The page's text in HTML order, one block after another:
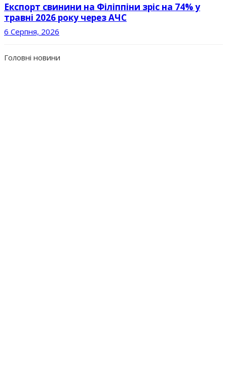
Експорт свинини на Філіппіни зріс на 74% у
травні 2026 року через АЧС
6 Серпня, 2026
Головні новини